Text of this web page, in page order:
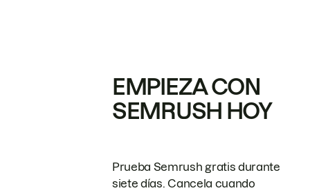
EMPIEZA CON
SEMRUSH HOY
Prueba Semrush gratis durante
siete días. Cancela cuando